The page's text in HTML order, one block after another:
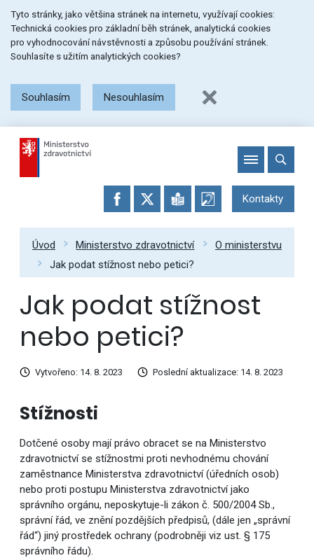
na
menu
na
obsah
na
patičku
stránky
Tyto stránky, jako většina stránek na internetu, využívají cookies:
Technická cookies pro základní běh stránek, analytická cookies
pro vyhodnocování návstěvnosti a způsobu používání stránek.
Souhlasíte s užitím analytických cookies?
Souhlasím Nesouhlasím
Kontakty
Úvod Ministerstvo zdravotnictví
O ministerstvu
Jak podat stížnost nebo petici?
Jak podat stížnost
nebo petici?
Vytvořeno: 14. 8. 2023 Poslední aktualizace: 14. 8. 2023
Stížnosti
Dotčené osoby mají právo obracet se na Ministerstvo
zdravotnictví se stížnostmi proti nevhodnému chování
zaměstnance Ministerstva zdravotnictví (úředních osob)
nebo proti postupu Ministerstva zdravotnictví jako
správního orgánu, neposkytuje-li zákon č. 500/2004 Sb.,
správní řád, ve znění pozdějších předpisů, (dále jen „správní
řád“) jiný prostředek ochrany (podrobněji viz ust. § 175
správního řádu).